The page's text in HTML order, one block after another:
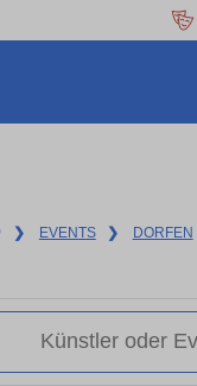
❯ EVENTS ❯ DORFEN